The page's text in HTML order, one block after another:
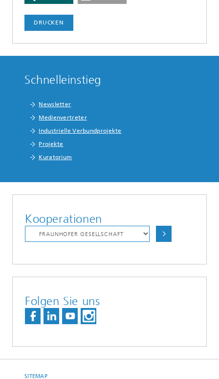
DRUCKEN
Schnelleinstieg
Newsletter
Medienvertreter
Industrielle Verbundprojekte
Projekte
Kuratorium
Kooperationen
Folgen Sie uns
SITEMAP